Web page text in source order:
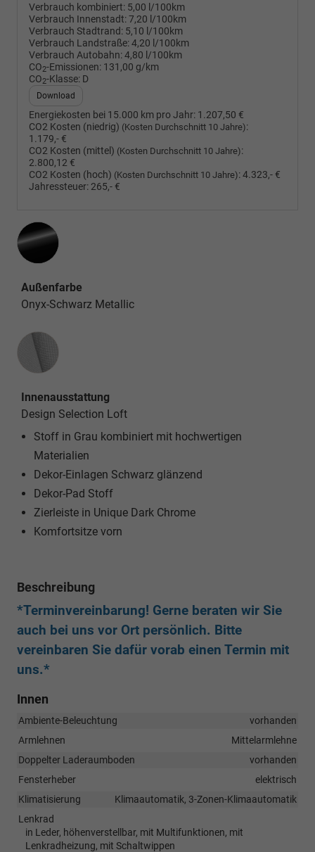
Verbrauch kombiniert: 5,00 l/100km
Verbrauch Innenstadt:7,20 l/100km
Verbrauch Stadtrand: 5,10 l/100km
Verbrauch Landstraße:4,20 l/100km
Verbrauch Autobahn:4,80 l/100km
CO2-Emissionen: 131,00 g/km
CO2-Klasse: D
Download
Energiekosten bei 15.000 km pro Jahr: 1.207,50 €
CO2 Kosten (niedrig) (Kosten Durchschnitt 10 Jahre):
1.179,- €
CO2 Kosten (mittel) (Kosten Durchschnitt 10 Jahre):
2.800,12 €
CO2 Kosten (hoch) (Kosten Durchschnitt 10 Jahre):4.323,- €
Jahressteuer: 265,- €
Außenfarbe
Onyx-Schwarz Metallic
Innenausstattung
Innenausstattung
Design Selection Loft
Stoff in Grau kombiniert mit hochwertigen
Materialien
Dekor-Einlagen Schwarz glänzend
Dekor-Pad Stoff
Zierleiste in Unique Dark Chrome
Komfortsitze vorn
Beschreibung
*Terminvereinbarung! Gerne beraten wir Sie
auch bei uns vor Ort persönlich. Bitte
vereinbaren Sie dafür vorab einen Termin mit
uns.*
Innen
Ambiente-Beleuchtung
vorhanden
Armlehnen
Mittelarmlehne
Doppelter Laderaumboden
vorhanden
Fensterheber
elektrisch
Klimatisierung
Klimaautomatik, 3-Zonen-Klimaautomatik
Lenkrad
in Leder, höhenverstellbar, mit Multifunktionen, mit
Lenkradheizung, mit Schaltwippen